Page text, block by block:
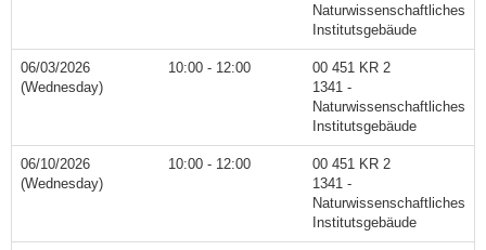
Naturwissenschaftliches
Institutsgebäude
06/03/2026
(Wednesday)
10:00 - 12:00
00 451 KR 2
1341 -
Naturwissenschaftliches
Institutsgebäude
06/10/2026
(Wednesday)
10:00 - 12:00
00 451 KR 2
1341 -
Naturwissenschaftliches
Institutsgebäude